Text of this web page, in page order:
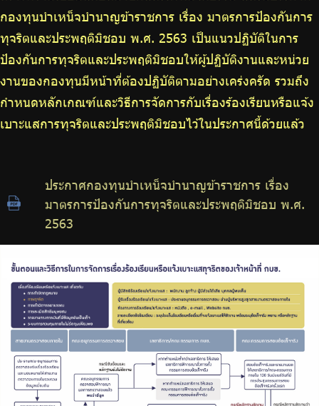
กองทุนบำเหน็จบำนาญข้าราชการ เรื่อง มาตรการป้องกันการ
ทุจริตและประพฤติมิชอบ พ.ศ. 2563 เป็นแนวปฏิบัติในการ
ป้องกันการทุจริตและประพฤติมิชอบให้ผู้ปฏิบัติงานและหน่วย
งานของกองทุนมีหน้าที่ต้องปฏิบัติตามอย่างเคร่งครัด รวมถึง
กำหนดหลักเกณฑ์และวิธีการจัดการกับเรื่องร้องเรียนหรือแจ้ง
เบาะแสการทุจริตและประพฤติมิชอบไว้ในประกาศนี้ด้วยแล้ว
ประกาศกองทุนบำเหน็จบำนาญข้าราชการ เรื่อง
มาตรการป้องกันการทุจริตและประพฤติมิชอบ พ.ศ.
2563